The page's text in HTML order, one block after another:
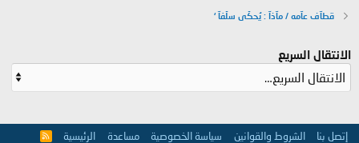
قطآف عآمه / مآذآ : يُحكَى سلَفآ ‘
الانتقال السريع
إتصل بنا الشروط والقوانين سياسة الخصوصية مساعدة الرئيسية
R